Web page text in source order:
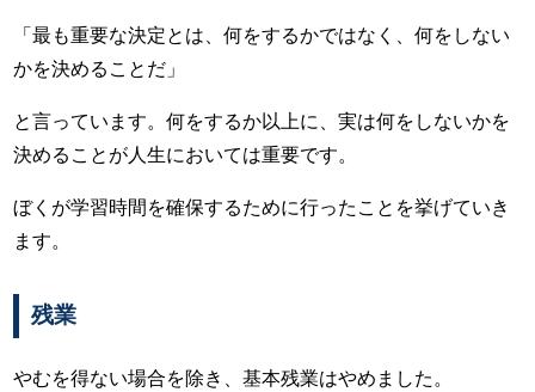
「最も重要な決定とは、何をするかではなく、何をしない
かを決めることだ」
と言っています。何をするか以上に、実は何をしないかを
決めることが人生においては重要です。
ぼくが学習時間を確保するために行ったことを挙げていき
ます。
残業
やむを得ない場合を除き、基本残業はやめました。